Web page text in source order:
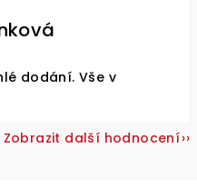
je 5 z 5 hvězdiček.
dodání. Vše v
Zobrazit další hodnocení